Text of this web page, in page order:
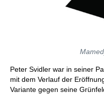
Peter Svidler war in seiner
mit dem Verlauf der
Variante gegen seine